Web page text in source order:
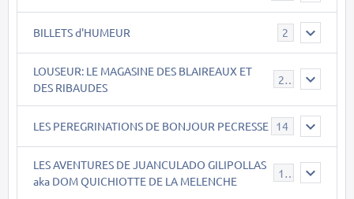
BILLETS d'HUMEUR 2
LOUSEUR: LE MAGASINE DES BLAIREAUX ET
DES RIBAUDES
21
LES PEREGRINATIONS DE BONJOUR PECRESSE 14
LES AVENTURES DE JUANCULADO GILIPOLLAS
aka DOM QUICHIOTTE DE LA MELENCHE
119